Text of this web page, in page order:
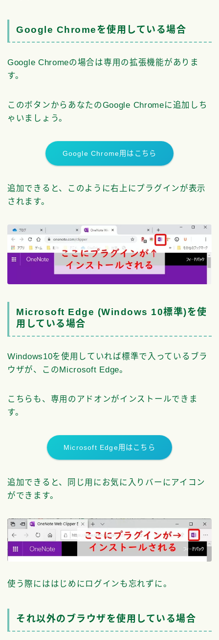
Google Chromeを使用している場合
Google Chromeの場合は専用の拡張機能がありま
す。
このボタンからあなたのGoogle Chromeに追加しち
ゃいましょう。
Google Chrome用はこちら
追加できると、このように右上にプラグインが表示
されます。
Microsoft Edge (Windows 10標準)を使
用している場合
Windows10を使用していれば標準で入っているブラ
ウザが、このMicrosoft Edge。
こちらも、専用のアドオンがインストールできま
す。
Microsoft Edge用はこちら
追加できると、同じ用にお気に入りバーにアイコン
ができます。
使う際にははじめにログインも忘れずに。
それ以外のブラウザを使用している場合